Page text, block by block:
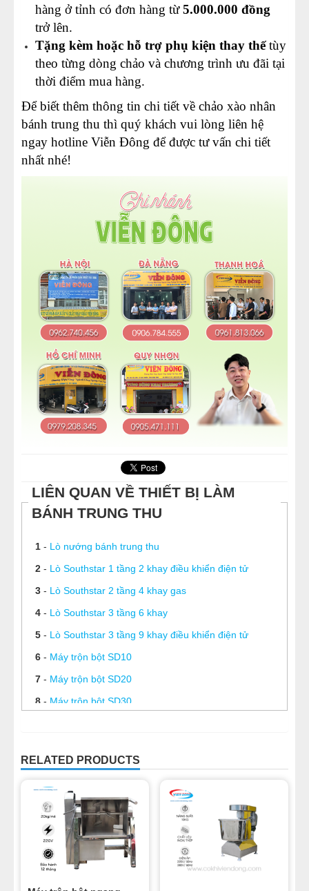
hàng ở tỉnh có đơn hàng từ5.000.000 đồng
trở lên.
Tặng kèm hoặc hỗ trợ phụ kiện thay thếtùy
theo từng dòng chảo và chương trình ưu đãi tại
thời điểm mua hàng.
Để biết thêm thông tin chi tiết về chảo xào nhân
bánh trung thu thì quý khách vui lòng liên hệ
ngay hotline Viễn Đông để được tư vấn chi tiết
nhất nhé!
LIÊN QUAN VỀ THIẾT BỊ LÀM
BÁNH TRUNG THU
1- Lò nướng bánh trung thu
2- Lò Southstar 1 tầng 2 khay điều khiển điện tử
3- Lò Southstar 2 tầng 4 khay gas
4- Lò Southstar 3 tầng 6 khay
5- Lò Southstar 3 tầng 9 khay điều khiển điện tử
6- Máy trộn bột SD10
7- Máy trộn bột SD20
8- Máy trộn bột SD30
11-Chảo xào nhân 50 Lít
12-Chảo xào nhân 100 lít
13-
Chảo xào nhân 150L
14-
Chảo xào nhân 200L
15-
Chảo xào nhân công nghiệp 300L
RELATED PRODUCTS